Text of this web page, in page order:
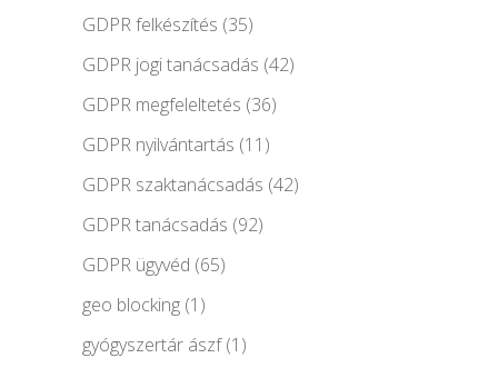
GDPR felkészítés (35)
GDPR jogi tanácsadás (42)
GDPR megfeleltetés (36)
GDPR nyilvántartás (11)
GDPR szaktanácsadás (42)
GDPR tanácsadás (92)
GDPR ügyvéd (65)
geo blocking (1)
gyógyszertár ászf(1)